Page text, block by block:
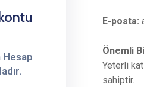
Hesap
E-posta:
Önemli
Yeterli
sahiptir.